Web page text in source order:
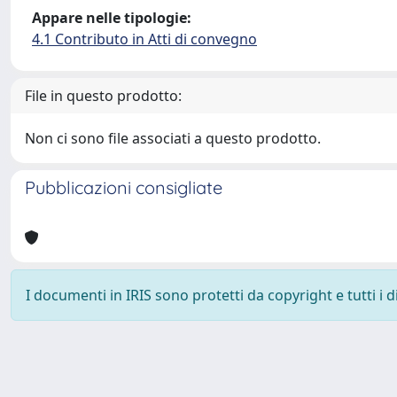
Appare nelle tipologie:
4.1 Contributo in Atti di convegno
File in questo prodotto:
Non ci sono file associati a questo prodotto.
Pubblicazioni consigliate
I documenti in IRIS sono protetti da copyright e tutti i